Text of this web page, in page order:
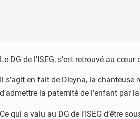
Le DG de l’ISEG, s’est retrouvé au cœur
Il s’agit en fait de Dieyna, la chanteuse
d’admettre la paternité de l’enfant par
Ce qui a valu au DG de l’ISEG d’être